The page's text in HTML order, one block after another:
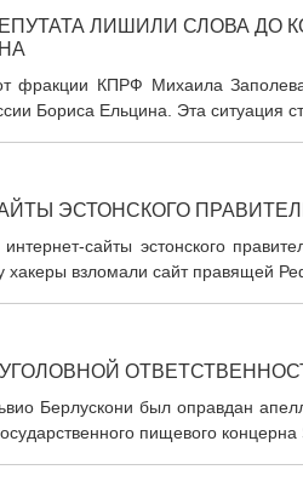
ЛИШИЛИ СЛОВА ДО
фракции КПРФ Михаила
Бориса Ельцина. Эта ситуация
ЭСТОНСКОГО
сайты эстонского
взломали сайт правящей
Берлускони был оправдан
пищевого концерна